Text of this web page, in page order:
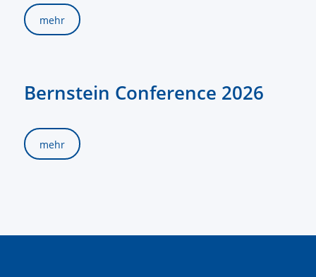
mehr
Bernstein Conference 2026
mehr